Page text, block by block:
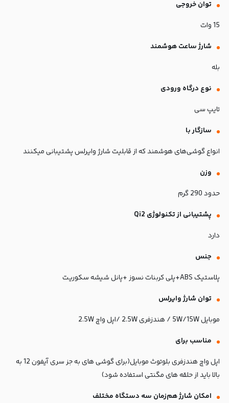
توان خروجی
15 وات
شارژ ساعت هوشمند
بله
نوع درگاه ورودی
تایپ سی
سازگار با
انواع گوشی‌های هوشمند که از قابلیت شارژ وایرلس پشتیبانی میکنند
وزن
حدود 290 گرم
پشتیبانی از تکنولوژی Qi2
دارد
جنس
پلاستیک ABS+پلی کربنات نسوز +پانل شیشه سکوریت
توان شارژ وایرلس
موبایل 5W/15W / هندزفری 2.5W /اپل واچ 2.5W
مناسب برای
اپل واچ هندزفری بلوتوث موبایل(برای گوشی های به جز سری آیفون 12 به
بالا باید از حلقه های مگنتی استفاده شود)
امکان شارژ هم‌زمان سه دستگاه مختلف